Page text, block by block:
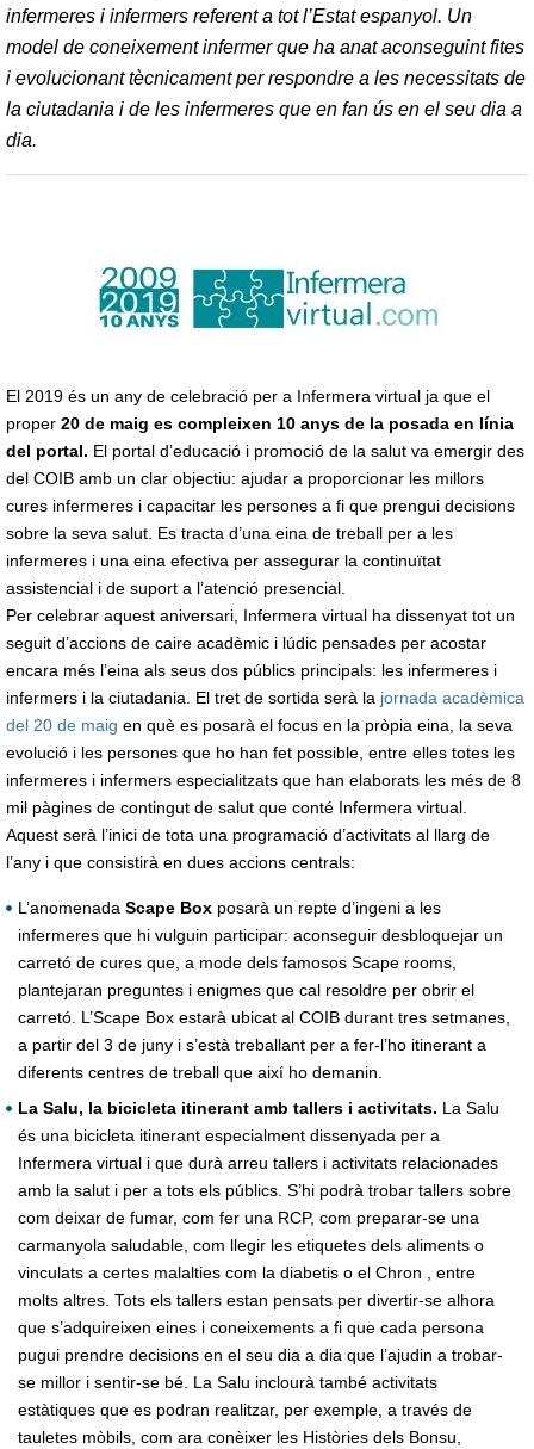
infermeres i infermers referent a tot l’Estat espanyol. Un
model de coneixement infermer que ha anat aconseguint fites
i evolucionant tècnicament per respondre a les necessitats de
la ciutadania i de les infermeres que en fan ús en el seu dia a
dia.
El 2019 és un any de celebració per a Infermera virtual ja que el
proper 20 de maig es compleixen 10 anys de la posada en línia
del portal. El portal d’educació i promoció de la salut va emergir des
del COIB amb un clar objectiu: ajudar a proporcionar les millors
cures infermeres i capacitar les persones a fi que prengui decisions
sobre la seva salut. Es tracta d’una eina de treball per a les
infermeres i una eina efectiva per assegurar la continuïtat
assistencial i de suport a l’atenció presencial.
Per celebrar aquest aniversari, Infermera virtual ha dissenyat tot un
seguit d’accions de caire acadèmic i lúdic pensades per acostar
encara més l’eina als seus dos públics principals: les infermeres i
infermers i la ciutadania. El tret de sortida serà la jornada acadèmica
del 20 de maig en què es posarà el focus en la pròpia eina, la seva
evolució i les persones que ho han fet possible, entre elles totes les
infermeres i infermers especialitzats que han elaborats les més de 8
mil pàgines de contingut de salut que conté Infermera virtual.
Aquest serà l’inici de tota una programació d’activitats al llarg de
l’any i que consistirà en dues accions centrals:
L’anomenada Scape Box posarà un repte d’ingeni a les
infermeres que hi vulguin participar: aconseguir desbloquejar un
carretó de cures que, a mode dels famosos Scape rooms,
plantejaran preguntes i enigmes que cal resoldre per obrir el
carretó. L’Scape Box estarà ubicat al COIB durant tres setmanes,
a partir del 3 de juny i s’està treballant per a fer-l’ho itinerant a
diferents centres de treball que així ho demanin.
La Salu, la bicicleta itinerant amb tallers i activitats. La Salu
és una bicicleta itinerant especialment dissenyada per a
Infermera virtual i que durà arreu tallers i activitats relacionades
amb la salut i per a tots els públics. S’hi podrà trobar tallers sobre
com deixar de fumar, com fer una RCP, com preparar-se una
carmanyola saludable, com llegir les etiquetes dels aliments o
vinculats a certes malalties com la diabetis o el Chron , entre
molts altres. Tots els tallers estan pensats per divertir-se alhora
que s’adquireixen eines i coneixements a fi que cada persona
pugui prendre decisions en el seu dia a dia que l’ajudin a trobar-
se millor i sentir-se bé. La Salu inclourà també activitats
estàtiques que es podran realitzar, per exemple, a través de
tauletes mòbils, com ara conèixer les Històries dels Bonsu,